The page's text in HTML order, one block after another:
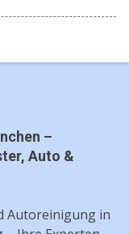
–
Auto &
Autoreinigung in